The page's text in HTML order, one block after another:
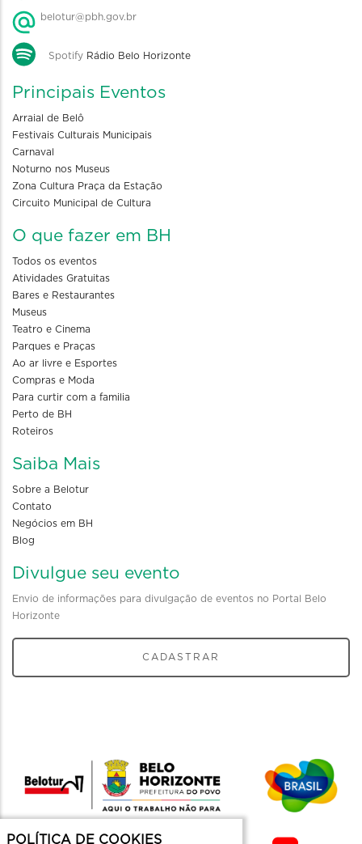
belotur@pbh.gov.br
Spotify Rádio Belo Horizonte
Principais Eventos
Arraial de Belô
Festivais Culturais Municipais
Carnaval
Noturno nos Museus
Zona Cultura Praça da Estação
Circuito Municipal de Cultura
O que fazer em BH
Todos os eventos
Atividades Gratuitas
Bares e Restaurantes
Museus
Teatro e Cinema
Parques e Praças
Ao ar livre e Esportes
Compras e Moda
Para curtir com a familia
Perto de BH
Roteiros
Saiba Mais
Sobre a Belotur
Contato
Negócios em BH
Blog
Divulgue seu evento
Envio de informações para divulgação de eventos no Portal Belo
Horizonte
CADASTRAR
POLÍTICA DE COOKIES